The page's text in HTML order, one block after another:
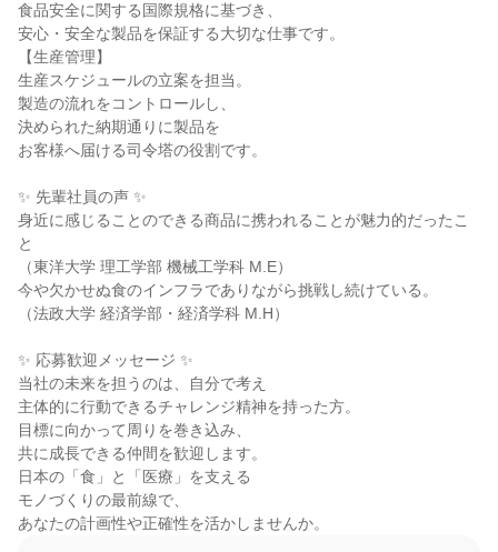
食品安全に関する国際規格に基づき、
安心・安全な製品を保証する大切な仕事です。
【生産管理】
生産スケジュールの立案を担当。
製造の流れをコントロールし、
決められた納期通りに製品を
お客様へ届ける司令塔の役割です。
✨ 先輩社員の声 ✨
身近に感じることのできる商品に携われることが魅力的だったこ
と
（東洋大学 理工学部 機械工学科 M.E）
今や欠かせぬ食のインフラでありながら挑戦し続けている。
（法政大学 経済学部・経済学科 M.H）
✨ 応募歓迎メッセージ ✨
当社の未来を担うのは、自分で考え
主体的に行動できるチャレンジ精神を持った方。
目標に向かって周りを巻き込み、
共に成長できる仲間を歓迎します。
日本の「食」と「医療」を支える
モノづくりの最前線で、
あなたの計画性や正確性を活かしませんか。